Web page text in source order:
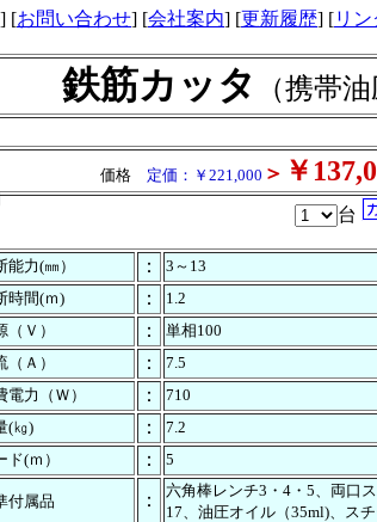
鉄筋カッタ （携帯油
価格 定価：￥221,000 ＞ ￥
台
能力(㎜） ：
3～13
時間(ｍ)
：
1.2
（Ｖ）
：
単相100
（Ａ）
：
7.5
電力（Ｗ）
：
710
(㎏)
：
7.2
ド(ｍ）
： 5
付属品 ：
六角棒レンチ3・4・5、両口
17、油圧オイル（35ml)、ス
] [お問い合わせ] [会社案内] [更新履歴] [リ